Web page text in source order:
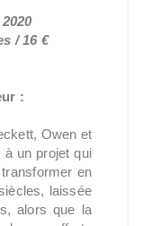
/ 16 €
:
Owen et
un projet qui
en
laissée
alors que la